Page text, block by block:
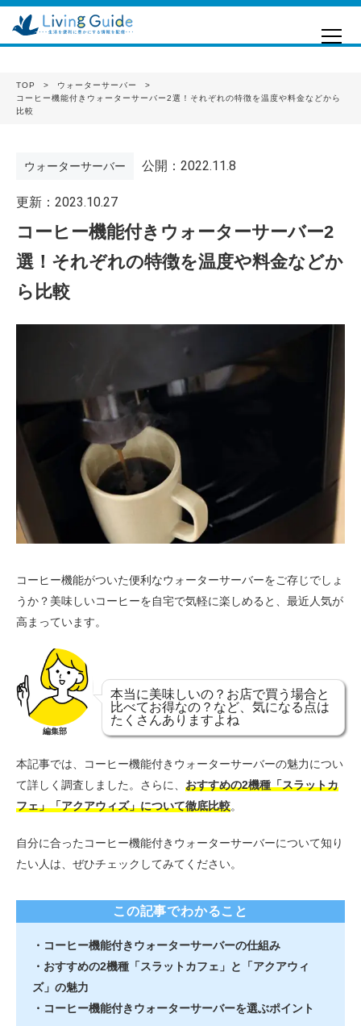
TOP
ウォーターサーバー
コーヒー機能付きウォーターサーバー2選！それぞれの特徴を温度や料金などから
比較
ウォーターサーバー 公開：2022.11.8
更新：2023.10.27
コーヒー機能付きウォーターサーバー2
選！それぞれの特徴を温度や料金などか
ら比較
コーヒー機能がついた便利なウォーターサーバーをご存じでしょ
うか？美味しいコーヒーを自宅で気軽に楽しめると、最近人気が
高まっています。
編集部
本当に美味しいの？お店で買う場合と
比べてお得なの？など、気になる点は
たくさんありますよね
本記事では、コーヒー機能付きウォーターサーバーの魅力につい
て詳しく調査しました。さらに、 おすすめの2機種「スラットカ
フェ」「アクアウィズ」について徹底比較。
自分に合ったコーヒー機能付きウォーターサーバーについて知り
たい人は、ぜひチェックしてみてください。
この記事でわかること
・コーヒー機能付きウォーターサーバーの仕組み
・おすすめの2機種「スラットカフェ」と「アクアウィ
ズ」の魅力
・コーヒー機能付きウォーターサーバーを選ぶポイント